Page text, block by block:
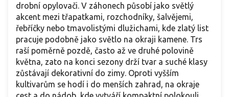
drobní opylovači. V záhonech působí jako světlý
akcent mezi třapatkami, rozchodníky, šalvějemi,
řebříčky nebo tmavolistými dlužichami, kde zlatý list
pracuje podobně jako světlo na okraji kamene. Trs
raší poměrně pozdě, často až ve druhé polovině
května, zato na konci sezony drží tvar a suché klasy
zůstávají dekorativní do zimy. Oproti vyšším
kultivarům se hodí i do menších zahrad, na okraje